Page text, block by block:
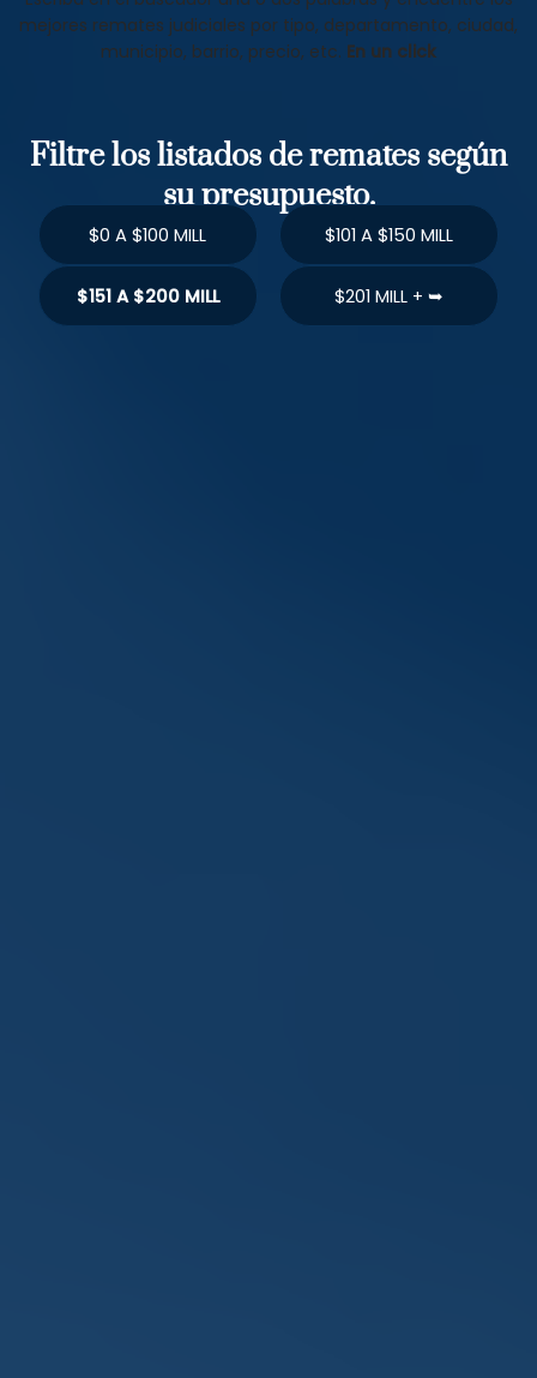
mejores remates judiciales por tipo, departamento, ciudad,
municipio, barrio, precio, etc. En un click
Filtre los listados de remates según
su presupuesto.
$0 A $100 MILL $101 A $150 MILL
$151 A $200 MILL $201 MILL + ➥